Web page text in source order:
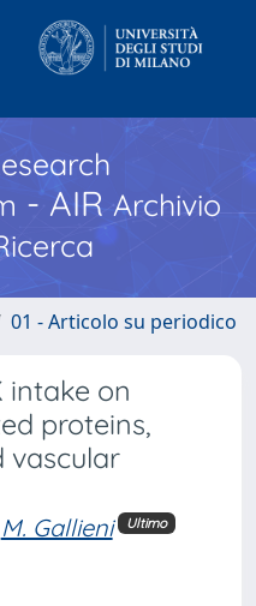
- AIR Archivio
01 - Articolo su periodico
intake on
proteins,
vascular
M. Gallieni Ultimo